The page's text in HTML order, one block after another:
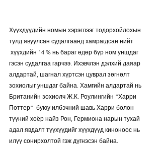
Хүүхдүүдийн номын хэрэглээг тодорхойлохын
тулд явуулсан судалгаанд хамрагдсан нийт
хүүхдийн 14 % нь бараг өдөр бүр ном уншдаг
гэсэн судалгаа гарчээ. Ихэвчлэн дэлхий даяар
алдартай, шагнал хүртсэн цуврал зөгнөлт
зохиолыг уншдаг байна. Хамгийн алдартай нь
Британийн зохиолч Ж.К. Роулингийн “Харри
Поттер”  буюу илбэчний шавь Харри болон
түүний хоёр найз Рон, Гермиона нарын тухай
адал явдалт түүхүүдийг хүүхдүүд киноноос нь
илүү сонирхолтой гэж дүгнэсэн байна.